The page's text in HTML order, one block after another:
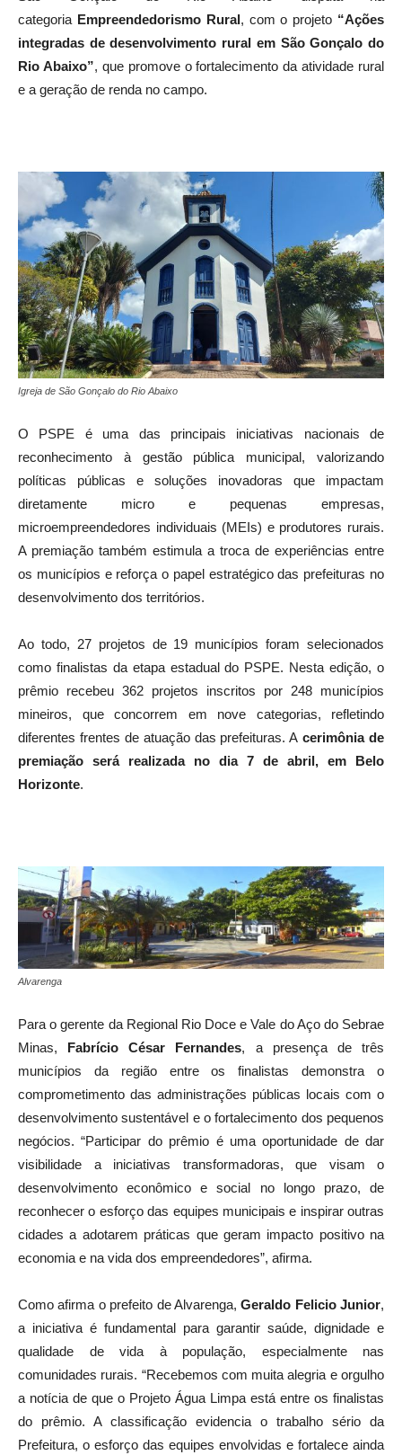
São Gonçalo do Rio Abaixo disputa na
categoria
Empreendedorismo Rural , com o projeto
“Ações
integradas de desenvolvimento rural em São Gonçalo do
, que promove o fortalecimento da atividade rural
e a geração de renda no campo.
O PSPE é uma das principais iniciativas nacionais de
reconhecimento à gestão pública municipal, valorizando
políticas públicas e soluções inovadoras que impactam
diretamente micro e pequenas empresas,
microempreendedores individuais (MEIs) e produtores rurais.
A premiação também estimula a troca de experiências entre
os municípios e reforça o papel estratégico das prefeituras no
Ao todo, 27 projetos de 19 municípios foram selecionados
como finalistas da etapa estadual do PSPE. Nesta edição, o
prêmio recebeu 362 projetos inscritos por 248 municípios
mineiros, que concorrem em nove categorias, refletindo
diferentes frentes de atuação das prefeituras. A
premiação será realizada no dia 7 de abril, em Belo
Para o gerente da Regional Rio Doce e Vale do Aço do Sebrae
, a presença de três
municípios da região entre os finalistas demonstra o
comprometimento das administrações públicas locais com o
desenvolvimento sustentável e o fortalecimento dos pequenos
negócios. “Participar do prêmio é uma oportunidade de dar
visibilidade a iniciativas transformadoras, que visam o
desenvolvimento econômico e social no longo prazo, de
reconhecer o esforço das equipes municipais e inspirar outras
cidades a adotarem práticas que geram impacto positivo na
economia e na vida dos empreendedores”, afirma.
Como afirma o prefeito de Alvarenga,
a iniciativa é fundamental para garantir saúde, dignidade e
qualidade de vida à população, especialmente nas
comunidades rurais. “Recebemos com muita alegria e orgulho
a notícia de que o Projeto Água Limpa está entre os finalistas
do prêmio. A classificação evidencia o trabalho sério da